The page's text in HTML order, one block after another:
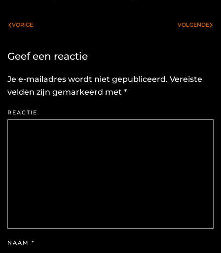
VORIGE VOLGENDE
Geef een reactie
Je e-mailadres wordt niet gepubliceerd. Vereiste
velden zijn gemarkeerd met *
REACTIE
NAAM *